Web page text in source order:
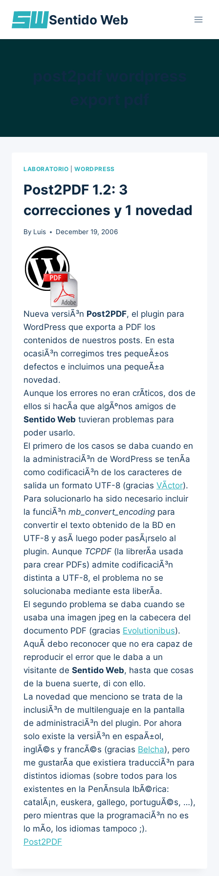
Sentido Web
LABORATORIO |WORDPRESS
Post2PDF 1.2: 3
correcciones y 1 novedad
By Luis December 19, 2006
Nueva versiÃ³n Post2PDF, el plugin para
WordPress que exporta a PDF los
contenidos de nuestros posts. En esta
ocasiÃ³n corregimos tres pequeÃ±os
defectos e incluimos una pequeÃ±a
novedad.
Aunque los errores no eran crÃ­ticos, dos de
ellos si hacÃ­a que algÃºnos amigos de
Sentido Web tuvieran problemas para
poder usarlo.
El primero de los casos se daba cuando en
la administraciÃ³n de WordPress se tenÃ­a
como codificaciÃ³n de los caracteres de
salida un formato UTF-8 (gracias VÃ­ctor).
Para solucionarlo ha sido necesario incluir
la funciÃ³n mb_convert_encoding para
convertir el texto obtenido de la BD en
UTF-8 y asÃ­ luego poder pasÃ¡rselo al
plugin. Aunque TCPDF (la librerÃ­a usada
para crear PDFs) admite codificaciÃ³n
distinta a UTF-8, el problema no se
solucionaba mediante esta liberÃ­a.
El segundo problema se daba cuando se
usaba una imagen jpeg en la cabecera del
documento PDF (gracias Evolutionibus).
AquÃ­ debo reconocer que no era capaz de
reproducir el error que le daba a un
visitante de Sentido Web, hasta que cosas
de la buena suerte, di con ello.
La novedad que menciono se trata de la
inclusiÃ³n de multilenguaje en la pantalla
de administraciÃ³n del plugin. Por ahora
solo existe la versiÃ³n en espaÃ±ol,
inglÃ©s y francÃ©s (gracias Belcha), pero
me gustarÃ­a que existiera traducciÃ³n para
distintos idiomas (sobre todos para los
existentes en la PenÃ­nsula IbÃ©rica:
catalÃ¡n, euskera, gallego, portuguÃ©s, …),
pero mientras que la programaciÃ³n no es
lo mÃ­o, los idiomas tampoco ;).
Post2PDF